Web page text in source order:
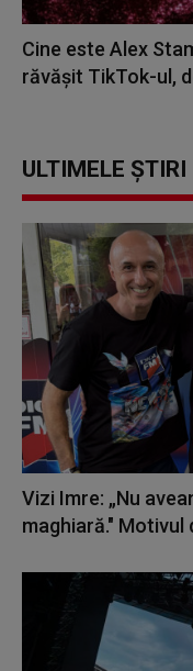
Cine este Alex
răvășit TikTok-ul,
ULTIMELE ȘTIRI
Vizi Imre: „Nu
maghiară." Motivul